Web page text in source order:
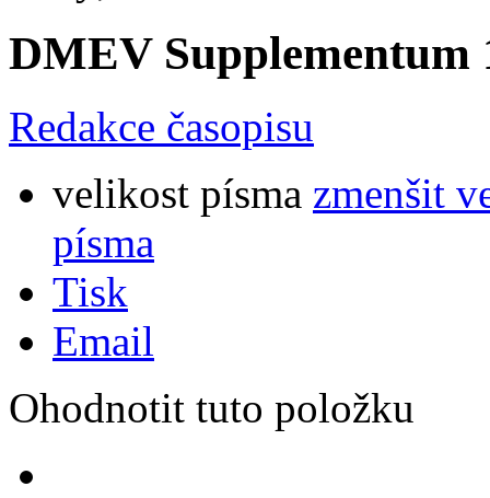
DMEV Supplementum
Redakce časopisu
velikost písma zmenšit
písma
Tisk
Email
Ohodnotit tuto položku